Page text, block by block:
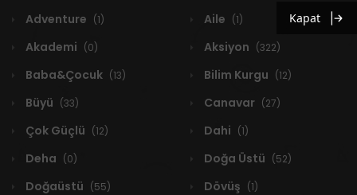
Adventure (1) Aile (1)
Akademi (0) Aksiyon (322)
Baba&Çocuk (13) Bilim Kurgu (12)
Büyü (33) Canavar (27)
Çok Güçlü (12) Dahi (1)
Deha (0) Doğa Üstü (52)
Doğaüstü (55) Dövüş (1)
Kapat